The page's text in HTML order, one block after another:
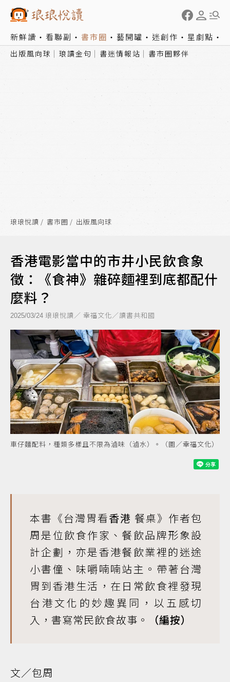
新鮮讀 看聯副 書市圈 藝開罐 迷創作 星劇點
出版風向球 琅讀金句 書迷情報站 書市圈夥伴
琅琅悅讀 書市圈 出版風向球
香港電影當中的市井小民飲食象
徵：《食神》雜碎麵裡到底都配什
麼料？
2025/03/24 琅琅悅讀／ 幸福文化／讀書共和國
車仔麵配料，種類多樣且不限為滷味（滷水）。（圖／幸福文化）
本書《台灣胃看香港 餐桌》作者包
周是位飲食作家、餐飲品牌形象設
計企劃，亦是香港餐飲業裡的迷途
小書僮、味嚼喃喃站主。帶著台灣
胃到香港生活，在日常飲食裡發現
台港文化的妙趣異同，以五感切
入，書寫常民飲食故事。
（編按）
文／包周